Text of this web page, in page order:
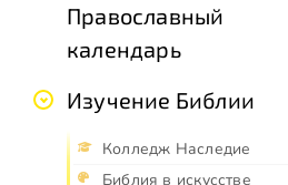
Православный
календарь
Изучение Библии
Колледж Наследие
Библия в искусстве